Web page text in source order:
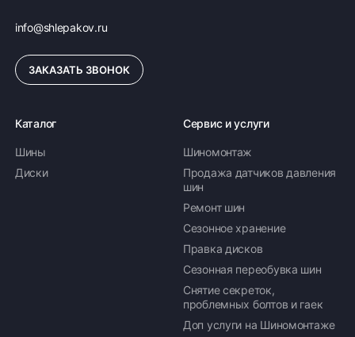
info@shlepakov.ru
ЗАКАЗАТЬ ЗВОНОК
Каталог
Шины
Диски
Сервис и услуги
Шиномонтаж
Продажа датчиков давления
шин
Ремонт шин
Сезонное хранение
Правка дисков
Сезонная переобувка шин
Снятие секреток,
проблемных болтов и гаек
Доп услуги на Шиномонтаже